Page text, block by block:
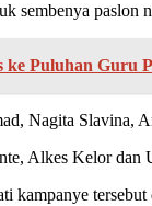
sembenya paslon
Puluhan Guru
Nagita
Alkes Kelor